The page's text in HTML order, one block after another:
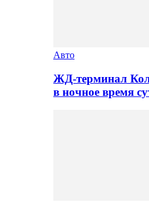
Авто
ЖД-терминал
в ночное время